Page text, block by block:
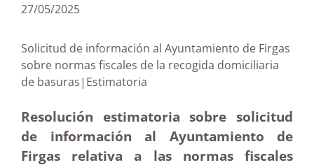
27/05/2025
Solicitud de información al Ayuntamiento de Firgas
sobre normas fiscales de la recogida domiciliaria
de basuras|Estimatoria
Resolución estimatoria sobre solicitud
de información al Ayuntamiento de
Firgas relativa a las normas fiscales